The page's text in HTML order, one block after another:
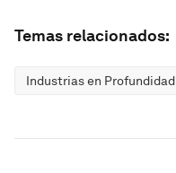
Temas relacionados:
Industrias en Profundidad